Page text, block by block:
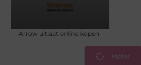
Arrow uitlaat online kopen
Motor